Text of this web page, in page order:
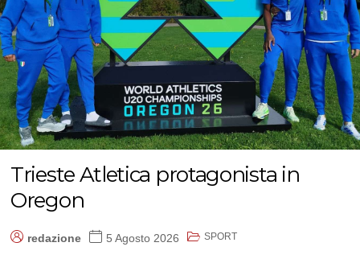
Trieste Atletica protagonista in
Oregon
redazione 5 Agosto 2026 SPORT